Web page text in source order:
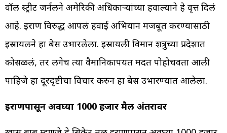
वॉल स्ट्रीट जर्नलने अमेरिकी अधिकाऱ्यांच्या हवाल्याने हे वृत्त दिलं
आहे. इराण विरुद्ध आपलं हवाई अभियान मजबूत करण्यासाठी
इस्रायलने हा बेस उभारलेला. इस्रायली विमान शत्रुच्या प्रदेशात
कोसळलं, तर लगेच त्या वैमानिकापर्यंत मदत पोहोचवता आली
पाहिजे हा दूरदृष्टीचा विचार करुन हा बेस उभारण्यात आलेला.
इराणपासून अवघ्या 1000 हजार मैल अंतरावर